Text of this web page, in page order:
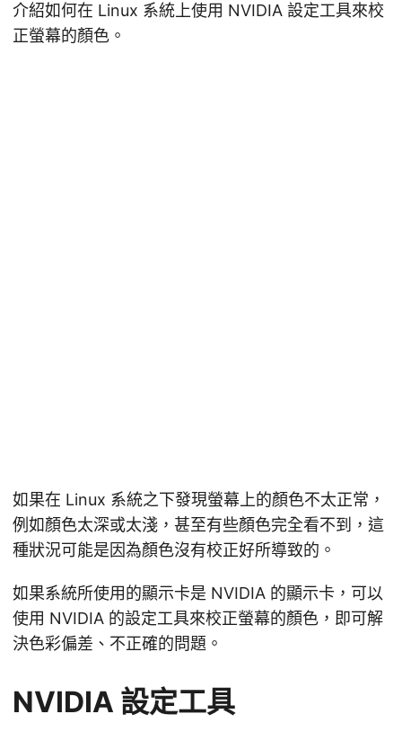
介紹如何在 Linux 系統上使用 NVIDIA 設定工具來校
正螢幕的顏色。
如果在 Linux 系統之下發現螢幕上的顏色不太正常，
例如顏色太深或太淺，甚至有些顏色完全看不到，這
種狀況可能是因為顏色沒有校正好所導致的。
如果系統所使用的顯示卡是 NVIDIA 的顯示卡，可以
使用 NVIDIA 的設定工具來校正螢幕的顏色，即可解
決色彩偏差、不正確的問題。
NVIDIA 設定工具